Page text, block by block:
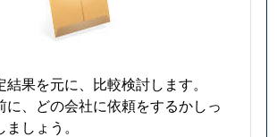
果を元に、比較検討します。
に、どの会社に依頼をするかしっ
しょう。